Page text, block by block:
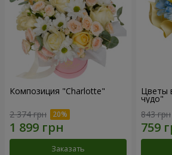
Композиция "Charlotte"
2 374 грн
Заказать
Цветы
чудо"
843 грн